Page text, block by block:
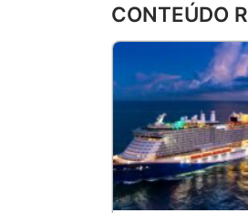
CONTEÚDO